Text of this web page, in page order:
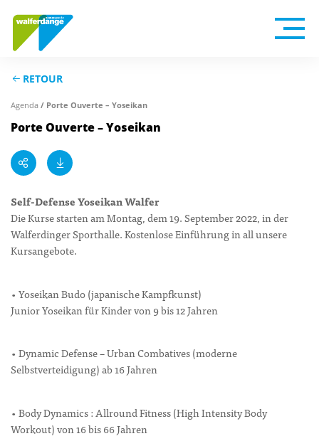
RETOUR
Agenda / Porte Ouverte – Yoseikan
Porte Ouverte – Yoseikan
Self-Defense Yoseikan Walfer
Die Kurse starten am Montag, dem 19. September 2022, in der
Walferdinger Sporthalle. Kostenlose Einführung in all unsere
Kursangebote.
• Yoseikan Budo (japanische Kampfkunst)
Junior Yoseikan für Kinder von 9 bis 12 Jahren
• Dynamic Defense – Urban Combatives (moderne
Selbstverteidigung) ab 16 Jahren
• Body Dynamics : Allround Fitness (High Intensity Body
Workout) von 16 bis 66 Jahren